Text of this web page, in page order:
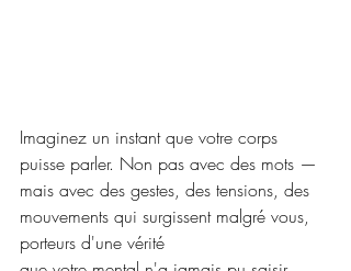
Imaginez un instant que votre corps
puisse parler. Non pas avec des mots —
mais avec des gestes, des tensions, des
mouvements qui surgissent malgré vous,
porteurs d'une vérité